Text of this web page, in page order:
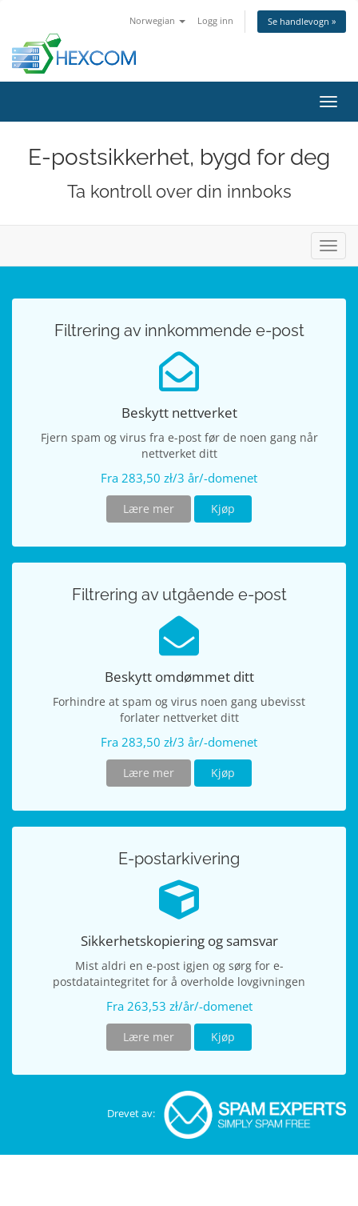
Norwegian Logg inn Se handlevogn »
Bytt
E-postsikkerhet, bygd for deg
Ta kontroll over din innboks
Bytt
Filtrering av innkommende e-post
Beskytt nettverket
Fjern spam og virus fra e-post før de noen gang når
nettverket ditt
Fra 283,50 zł/3 år/-domenet
Lære mer Kjøp
Filtrering av utgående e-post
Beskytt omdømmet ditt
Forhindre at spam og virus noen gang ubevisst
forlater nettverket ditt
Fra 283,50 zł/3 år/-domenet
Lære mer Kjøp
E-postarkivering
Sikkerhetskopiering og samsvar
Mist aldri en e-post igjen og sørg for e-
postdataintegritet for å overholde lovgivningen
Fra 263,53 zł/år/-domenet
Lære mer Kjøp
Drevet av: